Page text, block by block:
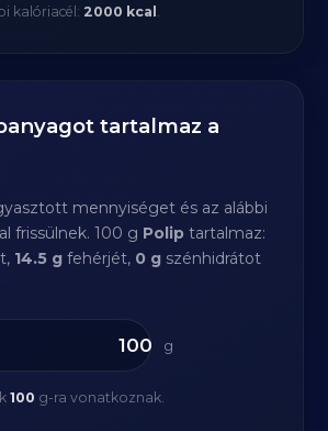
kalóriacél:2000 kcal .
tartalmaz a
mennyiséget és az alábbi
frissülnek. 100 g Polip tartalmaz:
14.5 g fehérjét, 0 g szénhidrátot
g
100 g-ra vonatkoznak.